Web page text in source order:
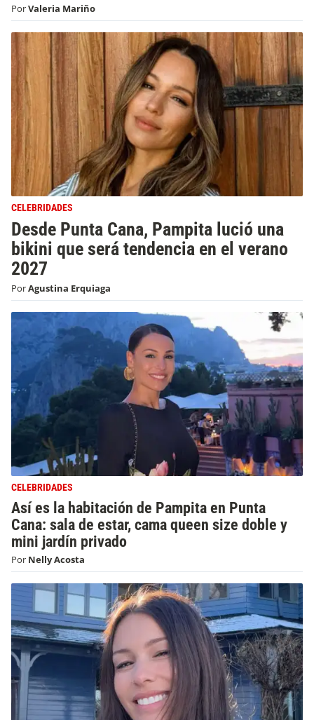
PorValeria Mariño
CELEBRIDADES
Desde Punta Cana, Pampita lució una
bikini que será tendencia en el verano
2027
PorAgustina Erquiaga
CELEBRIDADES
Así es la habitación de Pampita en Punta
Cana: sala de estar, cama queen size doble y
mini jardín privado
Por Nelly Acosta